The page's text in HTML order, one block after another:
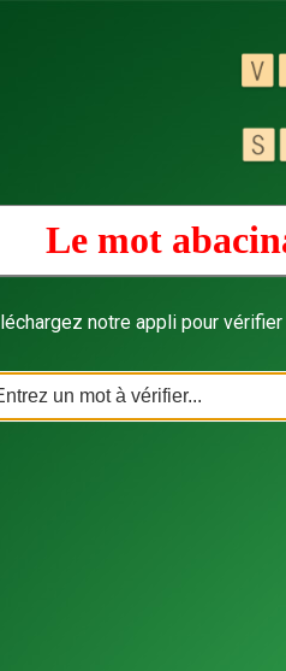
Le mot
notre appli pour